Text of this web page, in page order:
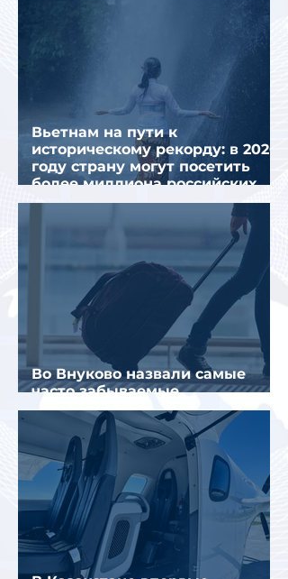
Вьетнам на пути к
историческому рекорду: в 2026
году страну могут посетить
более миллиона российских
туристов
Во Внуково назвали самые
часто забываемые
пассажирами вещи